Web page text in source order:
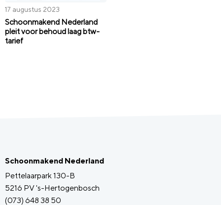
17 augustus 2023
Schoonmakend Nederland
pleit voor behoud laag btw-
tarief
Schoonmakend Nederland
Pettelaarpark 130-B
5216 PV 's-Hertogenbosch
(073) 648 38 50